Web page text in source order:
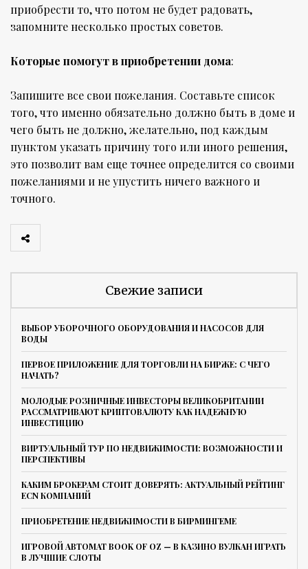
приобрести то, что потом не будет радовать,
запомните несколько простых советов.
Которые помогут в приобретении дома:
Запишите все свои пожелания. Составьте список
того, что именно обязательно должно быть в доме и
чего быть не должно, желательно, под каждым
пунктом указать причину того или иного решения,
это позволит вам еще точнее определится со своими
пожеланиями и не упустить ничего важного и
точного.
Свежие записи
ВЫБОР УБОРОЧНОГО ОБОРУДОВАНИЯ И НАСОСОВ ДЛЯ
ВОДЫ
ПЕРВОЕ ПРИЛОЖЕНИЕ ДЛЯ ТОРГОВЛИ НА БИРЖЕ: С ЧЕГО
НАЧАТЬ?
МОЛОДЫЕ РОЗНИЧНЫЕ ИНВЕСТОРЫ ВЕЛИКОБРИТАНИИ
РАССМАТРИВАЮТ КРИПТОВАЛЮТУ КАК НАДЕЖНУЮ
ИНВЕСТИЦИЮ
ВИРТУАЛЬНЫЙ ТУР ПО НЕДВИЖИМОСТИ: ВОЗМОЖНОСТИ И
ПЕРСПЕКТИВЫ
КАКИМ БРОКЕРАМ СТОИТ ДОВЕРЯТЬ: АКТУАЛЬНЫЙ РЕЙТИНГ
ECN КОМПАНИЙ
ПРИОБРЕТЕНИЕ НЕДВИЖИМОСТИ В БИРМИНГЕМЕ
ИГРОВОЙ АВТОМАТ BOOK OF OZ — В КАЗИНО ВУЛКАН ИГРАТЬ
В ЛУЧШИЕ СЛОТЫ